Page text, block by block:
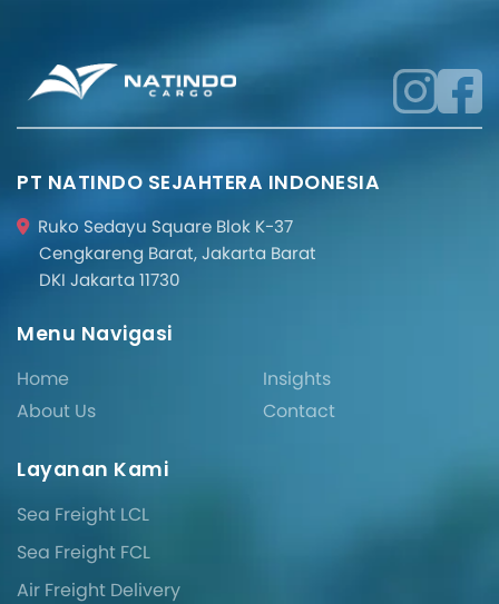
Import Barang dari China Skala
Peluang UMKM Meroket 2026
Baca Selengkapnya
Panduan Import